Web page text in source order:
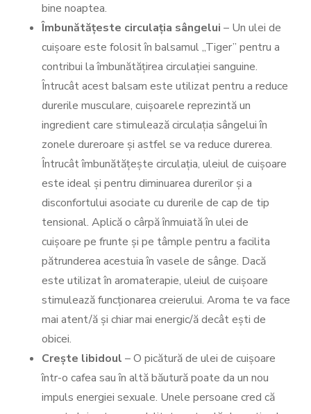
bine noaptea.
Îmbunătățeste circulația sângelui – Un ulei de
cuișoare este folosit în balsamul „Tiger” pentru a
contribui la îmbunătățirea circulației sanguine.
Întrucât acest balsam este utilizat pentru a reduce
durerile musculare, cuișoarele reprezintă un
ingredient care stimulează circulația sângelui în
zonele dureroare și astfel se va reduce durerea.
Întrucât îmbunătățește circulația, uleiul de cuișoare
este ideal și pentru diminuarea durerilor și a
disconfortului asociate cu durerile de cap de tip
tensional. Aplică o cârpă înmuiată în ulei de
cuișoare pe frunte și pe tâmple pentru a facilita
pătrunderea acestuia în vasele de sânge. Dacă
este utilizat în aromaterapie, uleiul de cuișoare
stimulează funcționarea creierului. Aroma te va face
mai atent/ă și chiar mai energic/ă decât ești de
obicei.
Crește libidoul – O picătură de ulei de cuișoare
într-o cafea sau în altă băutură poate da un nou
impuls energiei sexuale. Unele persoane cred că